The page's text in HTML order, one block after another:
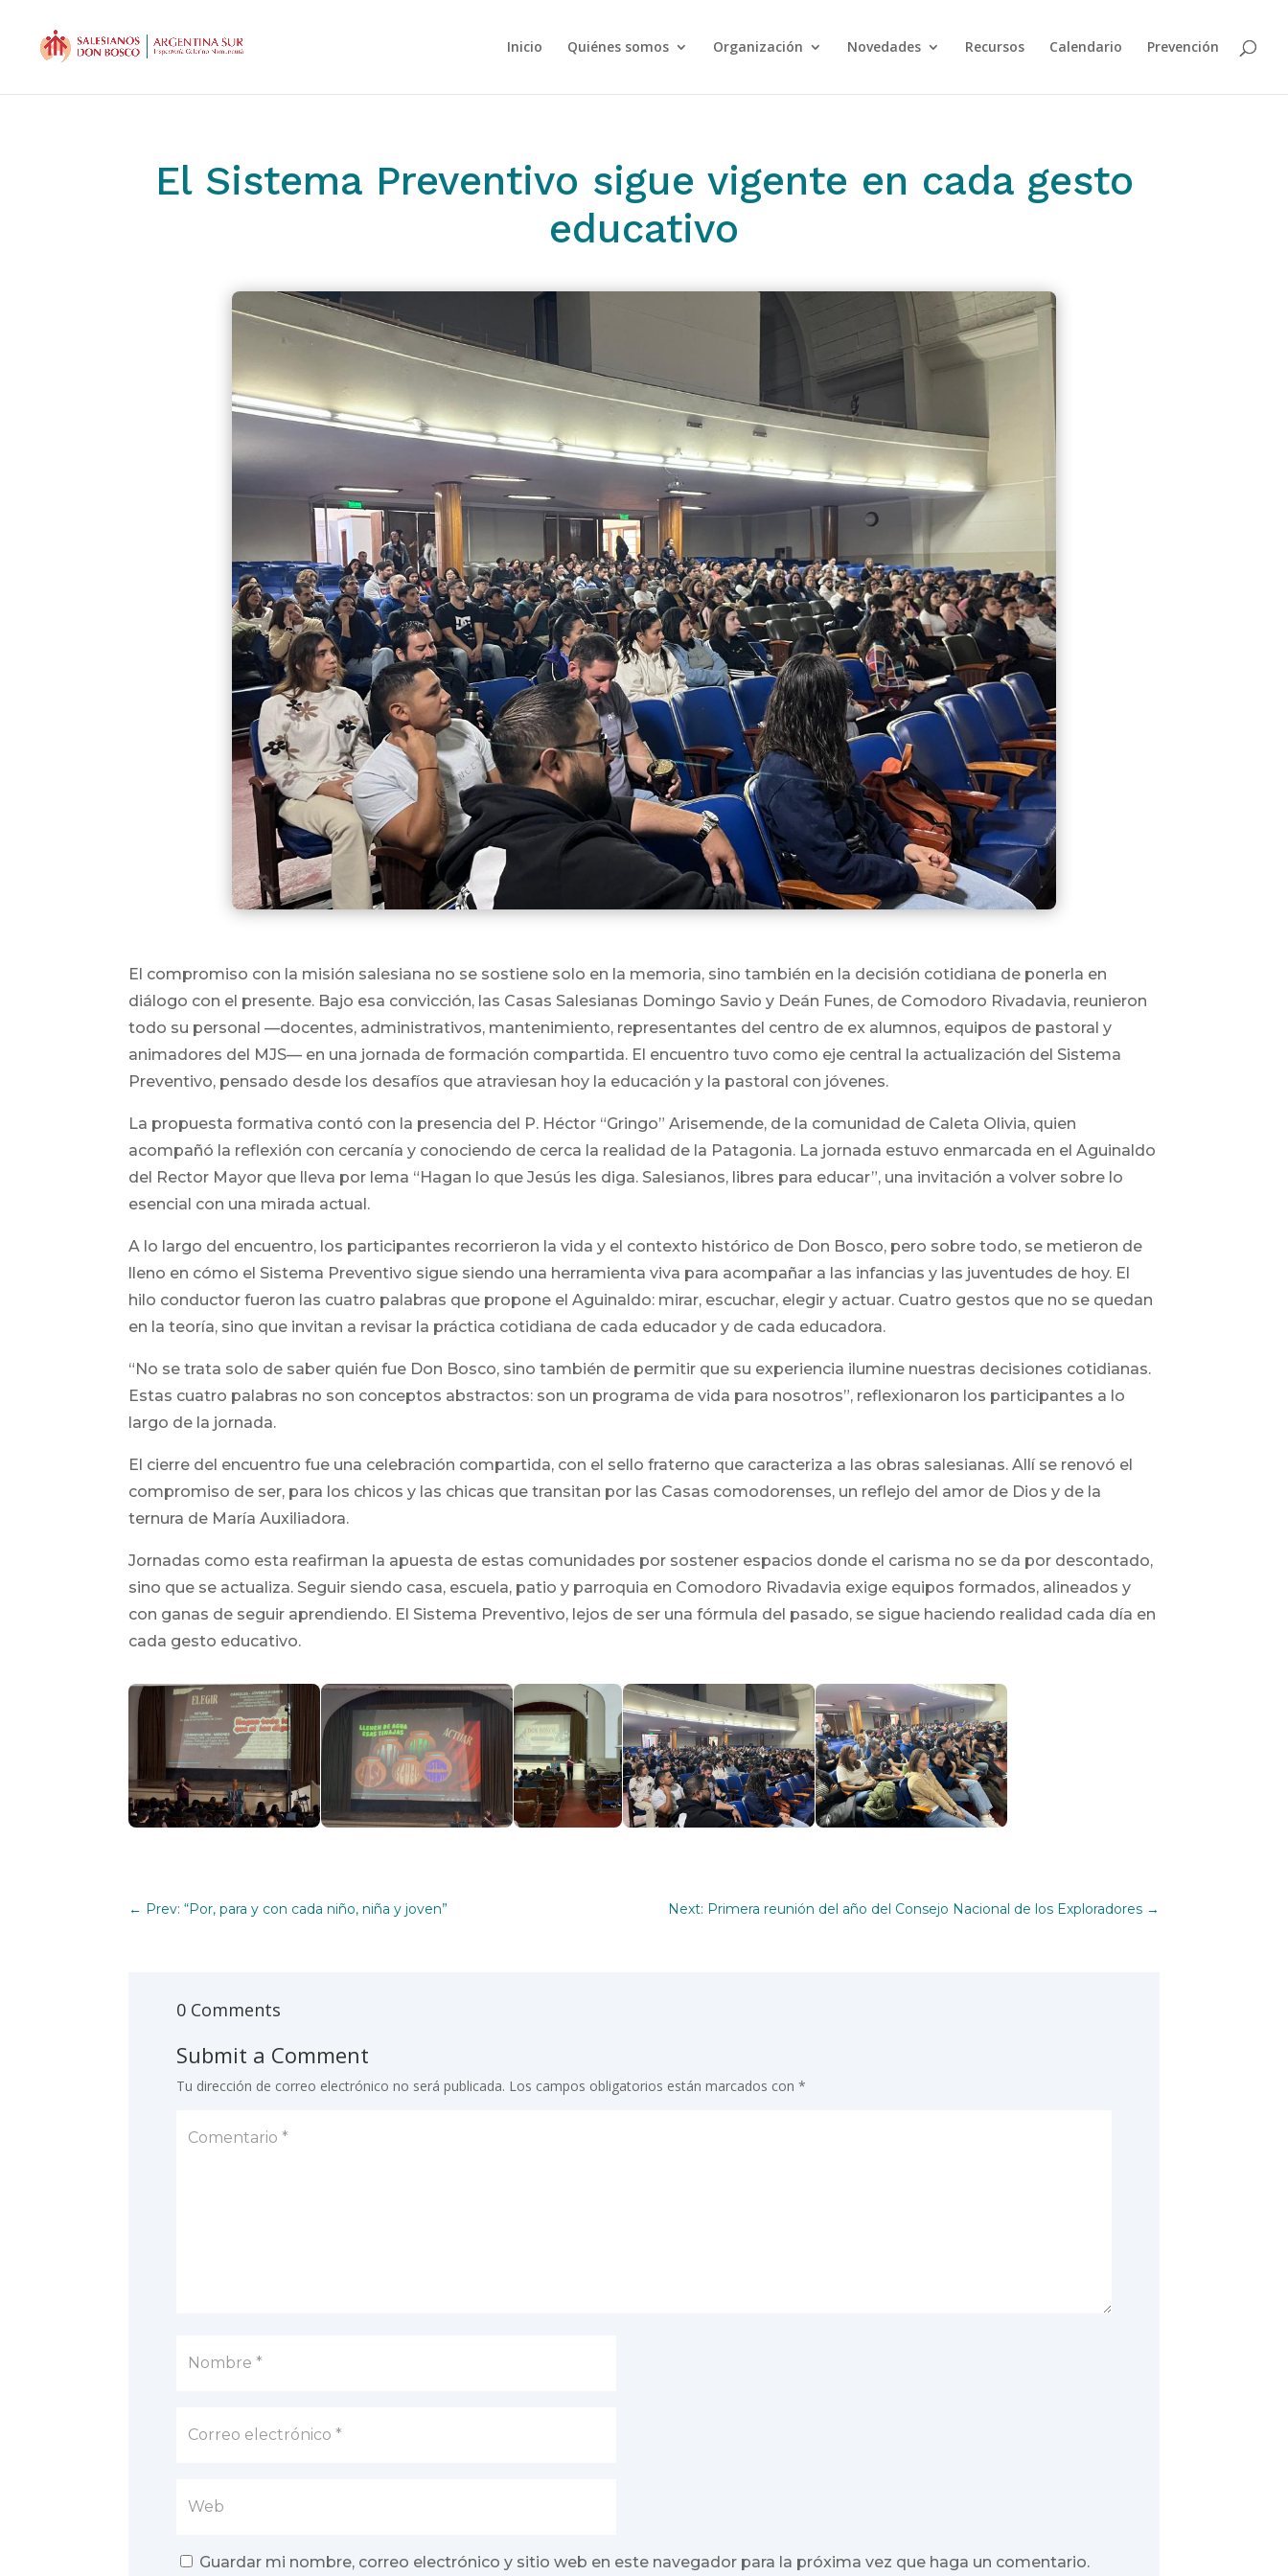
Inicio Quiénes somos Organización Novedades Recursos Calendario Prevención
El Sistema Preventivo sigue vigente en cada gesto
educativo
El compromiso con la misión salesiana no se sostiene solo en la memoria, sino también en la decisión cotidiana de ponerla en
diálogo con el presente. Bajo esa convicción, las Casas Salesianas Domingo Savio y Deán Funes, de Comodoro Rivadavia, reunieron
todo su personal —docentes, administrativos, mantenimiento, representantes del centro de ex alumnos, equipos de pastoral y
animadores del MJS— en una jornada de formación compartida. El encuentro tuvo como eje central la actualización del Sistema
Preventivo, pensado desde los desafíos que atraviesan hoy la educación y la pastoral con jóvenes.
La propuesta formativa contó con la presencia del P. Héctor “Gringo” Arisemende, de la comunidad de Caleta Olivia, quien
acompañó la reflexión con cercanía y conociendo de cerca la realidad de la Patagonia. La jornada estuvo enmarcada en el Aguinaldo
del Rector Mayor que lleva por lema “Hagan lo que Jesús les diga. Salesianos, libres para educar”, una invitación a volver sobre lo
esencial con una mirada actual.
A lo largo del encuentro, los participantes recorrieron la vida y el contexto histórico de Don Bosco, pero sobre todo, se metieron de
lleno en cómo el Sistema Preventivo sigue siendo una herramienta viva para acompañar a las infancias y las juventudes de hoy. El
hilo conductor fueron las cuatro palabras que propone el Aguinaldo: mirar, escuchar, elegir y actuar. Cuatro gestos que no se quedan
en la teoría, sino que invitan a revisar la práctica cotidiana de cada educador y de cada educadora.
“No se trata solo de saber quién fue Don Bosco, sino también de permitir que su experiencia ilumine nuestras decisiones cotidianas.
Estas cuatro palabras no son conceptos abstractos: son un programa de vida para nosotros”, reflexionaron los participantes a lo
largo de la jornada.
El cierre del encuentro fue una celebración compartida, con el sello fraterno que caracteriza a las obras salesianas. Allí se renovó el
compromiso de ser, para los chicos y las chicas que transitan por las Casas comodorenses, un reflejo del amor de Dios y de la
ternura de María Auxiliadora.
Jornadas como esta reafirman la apuesta de estas comunidades por sostener espacios donde el carisma no se da por descontado,
sino que se actualiza. Seguir siendo casa, escuela, patio y parroquia en Comodoro Rivadavia exige equipos formados, alineados y
con ganas de seguir aprendiendo. El Sistema Preventivo, lejos de ser una fórmula del pasado, se sigue haciendo realidad cada día en
cada gesto educativo.
← Prev: “Por, para y con cada niño, niña y joven” Next: Primera reunión del año del Consejo Nacional de los Exploradores→
0 Comments
Submit a Comment
Tu dirección de correo electrónico no será publicada. Los campos obligatorios están marcados con*
Guardar mi nombre, correo electrónico y sitio web en este navegador para la próxima vez que haga un comentario.